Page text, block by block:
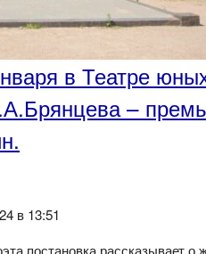
в Театре
–
в 13:51
постановка рассказывает о